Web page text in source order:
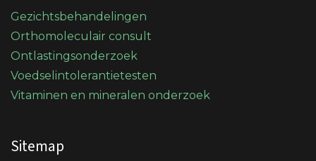
Gezichtsbehandelingen
Orthomoleculair consult
Ontlastingsonderzoek
Voedselintolerantietesten
Vitaminen en mineralen onderzoek
Sitemap